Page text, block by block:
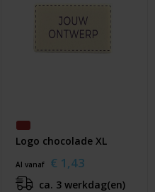
Logo chocolade XL
Al vanaf € 1,43
ca. 3 werkdag(en)